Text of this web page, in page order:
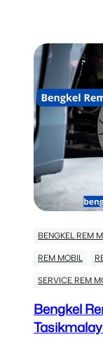
BENGKEL REM
REM MOBIL
SERVICE REM
Bengkel